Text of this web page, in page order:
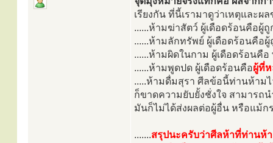
เรียงกัน ที่นี้เรามาดูว่าเหตุและผ
......ห้ามฆ่าสัตว์ ผู้เดือดร้อนคือผู้
......ห้ามลักทรัพย์ ผู้เดือดร้อนคือ
......ห้ามผิดในกาม ผู้เดือดร้อนคื
......ห้ามพูดปด ผู้เดือดร้อนคือผู้ที่ห
.....ห้ามดื่มสุรา ศีลข้อนี้ท่านห้าม
ก็ขาดความยับยั้งชั่งใจ สามารถ
มันก็ไม่ได้ส่งผลต่อผู้อื่น หรือแม้ก
.......สรุปนะครับว่าศีลห้าที่ท่านห้